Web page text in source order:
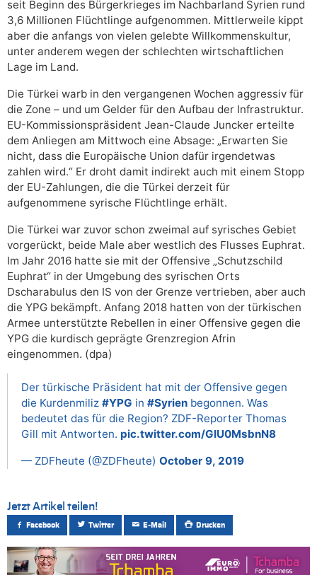
seit Beginn des Bürgerkrieges im Nachbarland Syrien rund
3,6 Millionen Flüchtlinge aufgenommen. Mittlerweile kippt
aber die anfangs von vielen gelebte Willkommenskultur,
unter anderem wegen der schlechten wirtschaftlichen
Lage im Land.
Die Türkei warb in den vergangenen Wochen aggressiv für
die Zone – und um Gelder für den Aufbau der Infrastruktur.
EU-Kommissionspräsident Jean-Claude Juncker erteilte
dem Anliegen am Mittwoch eine Absage: „Erwarten Sie
nicht, dass die Europäische Union dafür irgendetwas
zahlen wird.“ Er droht damit indirekt auch mit einem Stopp
der EU-Zahlungen, die die Türkei derzeit für
aufgenommene syrische Flüchtlinge erhält.
Die Türkei war zuvor schon zweimal auf syrisches Gebiet
vorgerückt, beide Male aber westlich des Flusses Euphrat.
Im Jahr 2016 hatte sie mit der Offensive „Schutzschild
Euphrat“ in der Umgebung des syrischen Orts
Dscharabulus den IS von der Grenze vertrieben, aber auch
die YPG bekämpft. Anfang 2018 hatten von der türkischen
Armee unterstützte Rebellen in einer Offensive gegen die
YPG die kurdisch geprägte Grenzregion Afrin
eingenommen. (dpa)
Der türkische Präsident hat mit der Offensive gegen
die Kurdenmiliz #YPG in #Syrien begonnen. Was
bedeutet das für die Region? ZDF-Reporter Thomas
Gill mit Antworten. pic.twitter.com/GIU0MsbnN8
— ZDFheute (@ZDFheute) October 9, 2019
Jetzt Artikel teilen!
Facebook Twitter E-Mail Drucken